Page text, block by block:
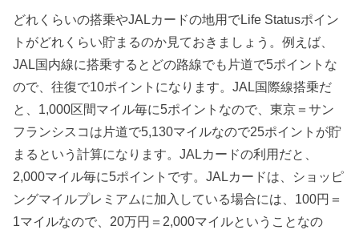
どれくらいの搭乗やJALカードの地用でLife Statusポイン
トがどれくらい貯まるのか見ておきましょう。例えば、
JAL国内線に搭乗するとどの路線でも片道で5ポイントな
ので、往復で10ポイントになります。JAL国際線搭乗だ
と、1,000区間マイル毎に5ポイントなので、東京＝サン
フランシスコは片道で5,130マイルなので25ポイントが貯
まるという計算になります。JALカードの利用だと、
2,000マイル毎に5ポイントです。JALカードは、ショッピ
ングマイルプレミアムに加入している場合には、100円＝
1マイルなので、20万円＝2,000マイルということなの